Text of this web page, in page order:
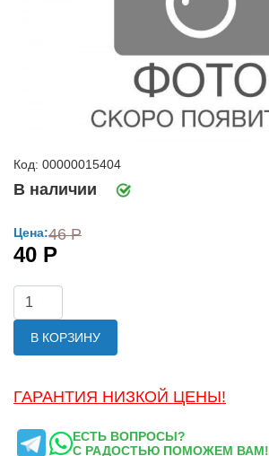
Код: 00000015404
В наличии
Цена:46 Р
40 Р
В КОРЗИНУ
ГАРАНТИЯ НИЗКОЙ ЦЕНЫ!
ЕСТЬ ВОПРОСЫ?
С РАДОСТЬЮ ПОМОЖЕМ ВАМ!